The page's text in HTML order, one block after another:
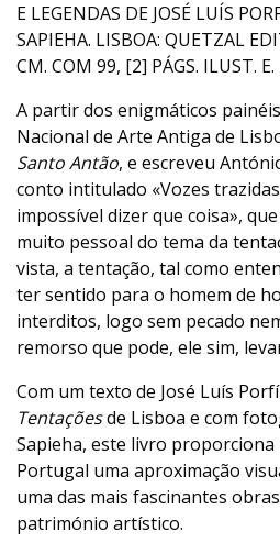
E LEGENDAS DE JOSÉ LUÍS
SAPIEHA. LISBOA: QUETZAL
CM. COM 99, [2] PÁGS. ILUST. E.
A partir dos enigmáticos
Nacional de Arte Antiga de
Santo Antão, e escreveu
conto intitulado «Vozes
impossível dizer que coisa»,
muito pessoal do tema da
vista, a tentação, tal como
ter sentido para o homem de
interditos, logo sem pecado
remorso que pode, ele sim,
Com um texto de José Luís
Tentaçõesde Lisboa e com
Sapieha, este livro
Portugal uma aproximação
uma das mais fascinantes
património artístico.